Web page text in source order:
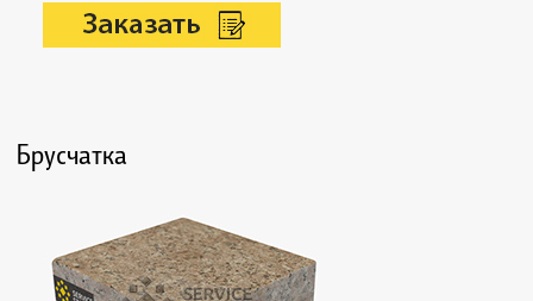
Брусчатка